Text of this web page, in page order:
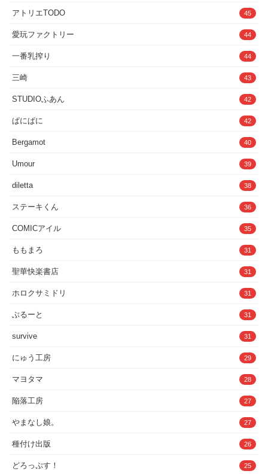
アトリエTODO 45
愛玩ファクトリー 44
一番乳搾り 44
三崎 43
STUDIOふあん 42
ぱにぱに 42
Bergamot 40
Umour 39
diletta 38
ステーキくん 36
COMICアイル 35
ももまろ 31
聖華快楽書店 31
ホロクサミドリ 31
ぶるーと 31
survive 31
にゅう工房 29
マヨタマ 28
陥落工房 27
やまなし娘。 27
種付け出版 26
どろっぷす！ 25